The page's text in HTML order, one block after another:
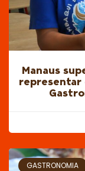
Manaus
representar
GASTRONOMIA